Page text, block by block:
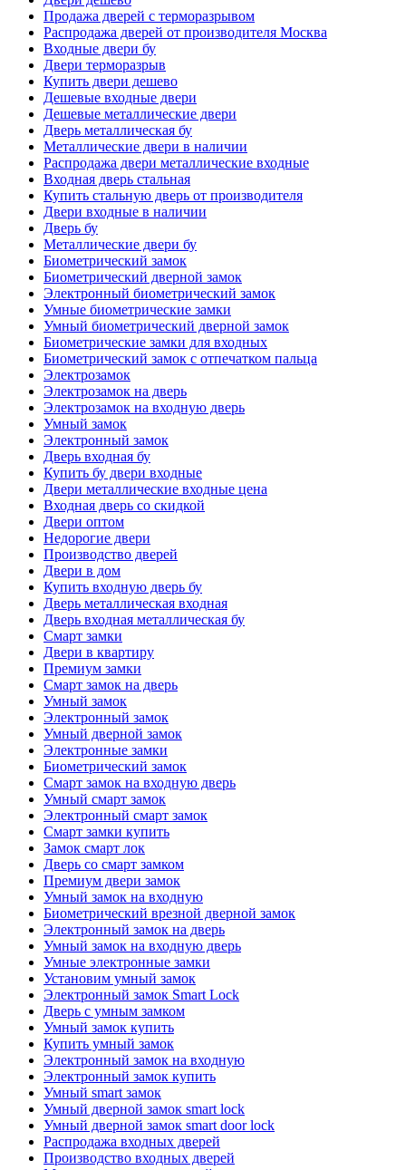
Продажа дверей с терморазрывом
Распродажа дверей от производителя Москва
Входные двери бу
Двери терморазрыв
Купить двери дешево
Дешевые входные двери
Дешевые металлические двери
Дверь металлическая бу
Металлические двери в наличии
Распродажа двери металлические входные
Входная дверь стальная
Купить стальную дверь от производителя
Двери входные в наличии
Дверь бу
Металлические двери бу
Биометрический замок
Биометрический дверной замок
Электронный биометрический замок
Умные биометрические замки
Умный биометрический дверной замок
Биометрические замки для входных
Биометрический замок с отпечатком пальца
Электрозамок
Электрозамок на дверь
Электрозамок на входную дверь
Умный замок
Электронный замок
Дверь входная бу
Купить бу двери входные
Двери металлические входные цена
Входная дверь со скидкой
Двери оптом
Недорогие двери
Производство дверей
Двери в дом
Купить входную дверь бу
Дверь металлическая входная
Дверь входная металлическая бу
Смарт замки
Двери в квартиру
Премиум замки
Смарт замок на дверь
Умный замок
Электронный замок
Умный дверной замок
Электронные замки
Биометрический замок
Смарт замок на входную дверь
Умный смарт замок
Электронный смарт замок
Смарт замки купить
Замок смарт лок
Дверь со смарт замком
Премиум двери замок
Умный замок на входную
Биометрический врезной дверной замок
Электронный замок на дверь
Умный замок на входную дверь
Умные электронные замки
Установим умный замок
Электронный замок Smart Lock
Дверь с умным замком
Умный замок купить
Купить умный замок
Электронный замок на входную
Электронный замок купить
Умный smart замок
Умный дверной замок smart lock
Умный дверной замок smart door lock
Распродажа входных дверей
Производство входных дверей